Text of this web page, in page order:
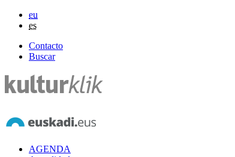
eu
es
Contacto
Buscar
AGENDA